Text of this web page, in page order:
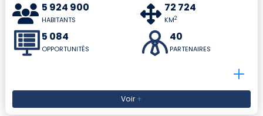
5 924 900
HABITANTS
72 724
KM2
5 084
OPPORTUNITÉS
40
PARTENAIRES
Voir+